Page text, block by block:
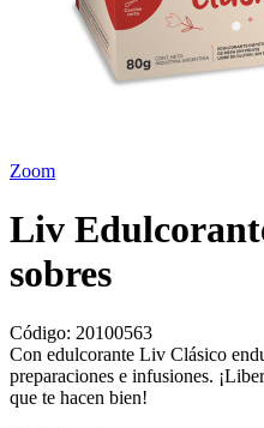
Zoom
Liv
sobres
Código: 20100563
Con edulcorante Liv Clásico
preparaciones e infusiones.
que te hacen bien!